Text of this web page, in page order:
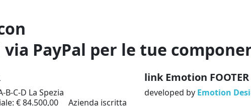
B-C-D La Spezia
€ 84.500,00 Azienda iscritta
link Emotion FOOTER
developed by Emotion